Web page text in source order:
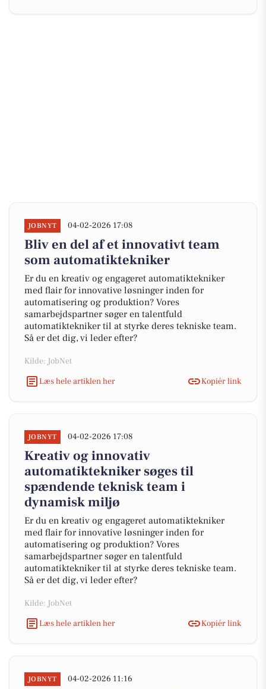
JOBNYT 04-02-2026 17:08
Bliv en del af et innovativt team
som automatiktekniker
Er du en kreativ og engageret automatiktekniker
med flair for innovative løsninger inden for
automatisering og produktion? Vores
samarbejdspartner søger en talentfuld
automatiktekniker til at styrke deres tekniske team.
Så er det dig, vi leder efter?
Kilde: JobNet
Læs hele artiklen her
Kopiér link
JOBNYT 04-02-2026 17:08
Kreativ og innovativ
automatiktekniker søges til
spændende teknisk team i
dynamisk miljø
Er du en kreativ og engageret automatiktekniker
med flair for innovative løsninger inden for
automatisering og produktion? Vores
samarbejdspartner søger en talentfuld
automatiktekniker til at styrke deres tekniske team.
Så er det dig, vi leder efter?
Kilde: JobNet
Læs hele artiklen her
Kopiér link
JOBNYT 04-02-2026 11:16